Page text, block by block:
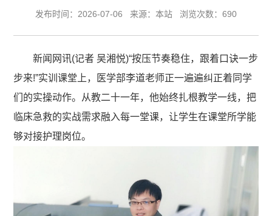
发布时间：2026-07-06 来源：本站 浏览次数：690
新闻网讯(记者 吴湘悦)“按压节奏稳住，跟着口诀一步
步来!”实训课堂上，医学部李道老师正一遍遍纠正着同学
们的实操动作。从教二十一年，他始终扎根教学一线，把
临床急救的实战需求融入每一堂课，让学生在课堂所学能
够对接护理岗位。